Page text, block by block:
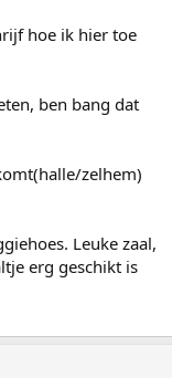
hoe ik hier toe
ben bang dat
zelhem)
Leuke zaal,
erg geschikt is